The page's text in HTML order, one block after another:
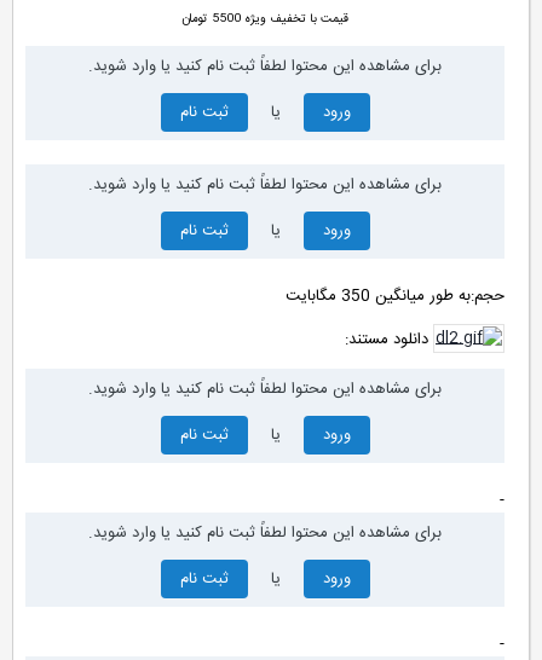
قیمت با تخفیف ویژه5500 تومان
برای مشاهده این محتوا لطفاً ثبت نام کنید یا وارد شوید.
ورود
ثبت نام
برای مشاهده این محتوا لطفاً ثبت نام کنید یا وارد شوید.
ورود
ثبت نام
حجم:به طور میانگین 350 مگابایت
دانلود مستند:
برای مشاهده این محتوا لطفاً ثبت نام کنید یا وارد شوید.
ورود
ثبت نام
برای مشاهده این محتوا لطفاً ثبت نام کنید یا وارد شوید.
ورود
ثبت نام